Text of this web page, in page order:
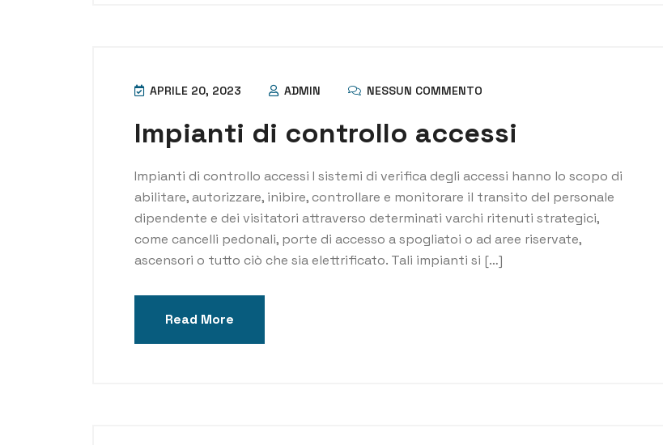
APRILE 20, 2023 ADMIN NESSUN COMMENTO
Impianti di controllo accessi
Impianti di controllo accessi I sistemi di verifica degli accessi hanno lo scopo di
abilitare, autorizzare, inibire, controllare e monitorare il transito del personale
dipendente e dei visitatori attraverso determinati varchi ritenuti strategici,
come cancelli pedonali, porte di accesso a spogliatoi o ad aree riservate,
ascensori o tutto ciò che sia elettrificato. Tali impianti si […]
Read More